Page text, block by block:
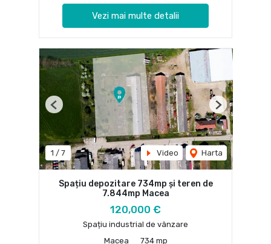
Vezi mai multe detalii
1 / 7 Video Harta
Previous Next
Spațiu depozitare 734mp și teren de
7.844mp Macea
120,000 €
Spațiu industrial de vânzare
Macea
734 mp